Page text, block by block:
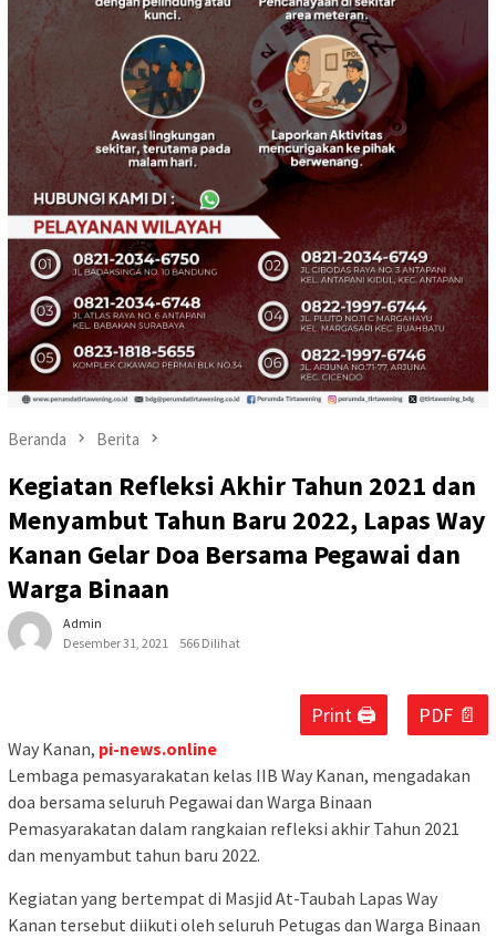
Beranda Berita
Kegiatan Refleksi Akhir Tahun 2021 dan
Menyambut Tahun Baru 2022, Lapas Way
Kanan Gelar Doa Bersama Pegawai dan
Warga Binaan
Admin
Desember 31, 2021
566 Dilihat
Print 🖨 PDF 📄
Way Kanan, pi-news.online
Lembaga pemasyarakatan kelas IIB Way Kanan, mengadakan
doa bersama seluruh Pegawai dan Warga Binaan
Pemasyarakatan dalam rangkaian refleksi akhir Tahun 2021
dan menyambut tahun baru 2022.
Kegiatan yang bertempat di Masjid At-Taubah Lapas Way
Kanan tersebut diikuti oleh seluruh Petugas dan Warga Binaan